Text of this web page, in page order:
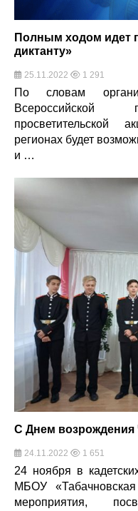
Полным ходом идет
диктанту»
25.11.2022 1 291
По словам
Всероссийской
просветительской
регионах будет
и …
С Днем возрождения
24.11.2022 1 651
24 ноября в
МБОУ
мероприятия,